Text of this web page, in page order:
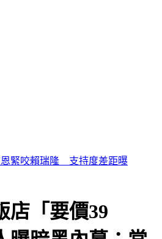
失控高速猛撞電桿 友死駕駛重傷
店「要價39